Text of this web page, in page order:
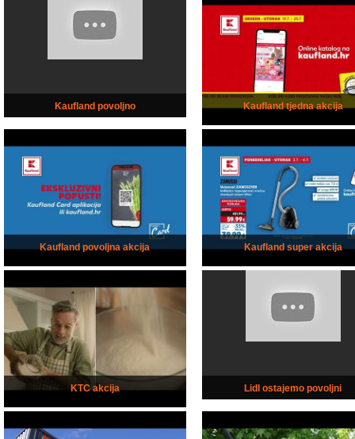
Kaufland povoljno Kaufland tjedna akcija
Kaufland povoljna akcija Kaufland super akcija
KTC akcija Lidl ostajemo povoljni